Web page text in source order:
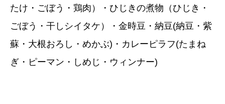
たけ・ごぼう・鶏肉）・ひじきの煮物（ひじき・
ごぼう・干しシイタケ）・金時豆・納豆(納豆・紫
蘇・大根おろし・めかぶ)・カレーピラフ(たまね
ぎ・ピーマン・しめじ・ウィンナー)